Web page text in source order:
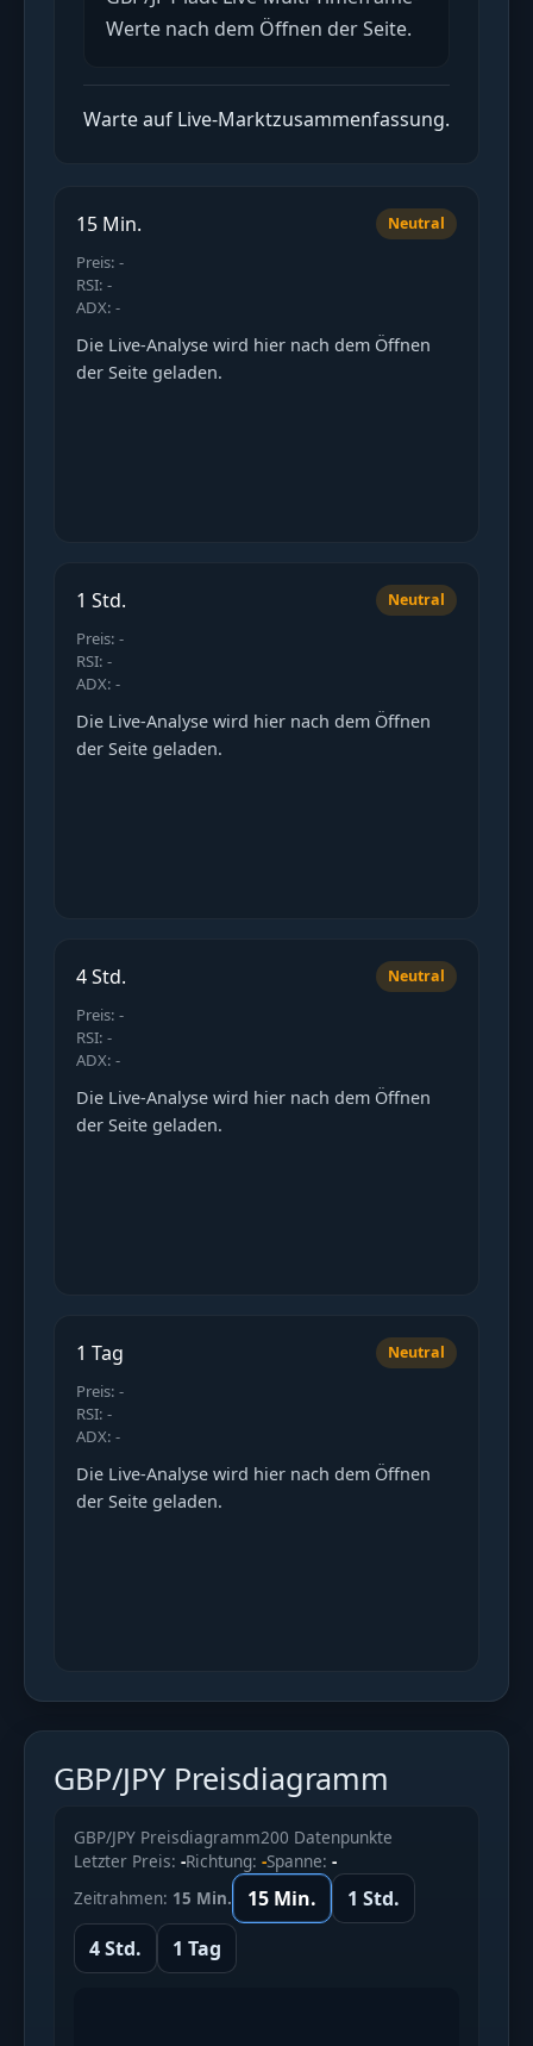
Werte nach dem Öffnen der Seite.
Warte auf Live-Marktzusammenfassung.
15 Min. Neutral
Preis: -
RSI: -
ADX: -
Die Live-Analyse wird hier nach dem Öffnen
der Seite geladen.
1 Std. Neutral
Preis: -
RSI: -
ADX: -
Die Live-Analyse wird hier nach dem Öffnen
der Seite geladen.
4 Std. Neutral
Preis: -
RSI: -
ADX: -
Die Live-Analyse wird hier nach dem Öffnen
der Seite geladen.
1 Tag Neutral
Preis: -
RSI: -
ADX: -
Die Live-Analyse wird hier nach dem Öffnen
der Seite geladen.
GBP/JPY Preisdiagramm
GBP/JPY Preisdiagramm200 Datenpunkte
Letzter Preis: -Richtung: -Spanne: -
Zeitrahmen: 15 Min. 15 Min.
1 Std.
4 Std.
1 Tag